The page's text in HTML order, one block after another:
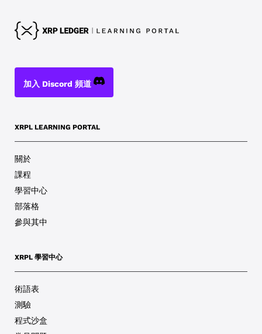
加入 Discord 頻道
XRPL LEARNING PORTAL
關於
課程
學習中心
部落格
參與其中
XRPL 學習中心
術語表
測驗
程式沙盒